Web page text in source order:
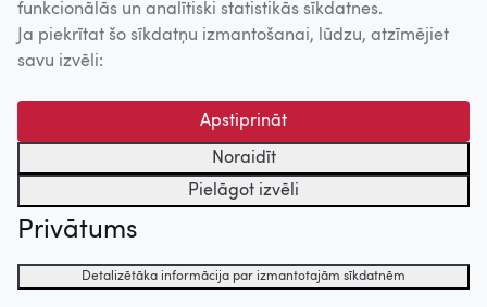
funkcionālās un analītiski statistikās sīkdatnes.
Ja piekrītat šo sīkdatņu izmantošanai, lūdzu, atzīmējiet
savu izvēli:
Apstiprināt
Noraidīt
Pielāgot izvēli
Privātums
Detalizētāka informācija par izmantotajām sīkdatnēm